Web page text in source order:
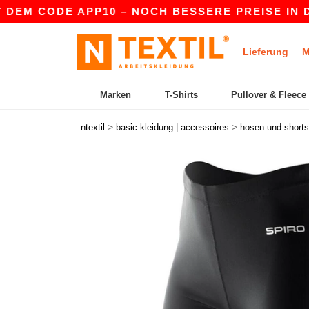
APP10 – NOCH BESSERE PREISE IN DER
Lieferung
Marken T-Shirts Pullover & Fleece
ntextil > basic kleidung | accessoires > hosen und shorts